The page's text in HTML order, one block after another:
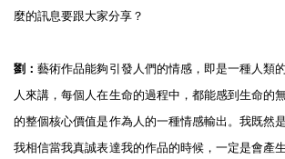
麼的訊息要跟大家分享？
劉：藝術作品能夠引發人們的情感，即是一種人類
人來講，每個人在生命的過程中，都能感到生命的
的整個核心價值是作為人的一種情感輸出。我既然
我相信當我真誠表達我的作品的時候，一定是會產